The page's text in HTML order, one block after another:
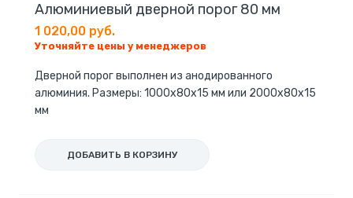
Алюминиевый дверной порог 80 мм
1 020,00 руб.
Уточняйте цены у менеджеров
Дверной порог выполнен из анодированного
алюминия. Размеры: 1000х80х15 мм или 2000х80х15
мм
ДОБАВИТЬ В КОРЗИНУ